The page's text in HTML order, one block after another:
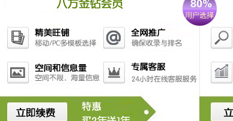
4月20日国家明确新型基础设施的范围，卫星互联网被纳入
民用通信在网络和客户端进行融合，卫星互联网存在的价值才
数字产业化赋予的发展新机遇不容错过，这里就是打破传统消
2.2 政策机遇
2.2.1 《关于深化消防执法改革的意见》